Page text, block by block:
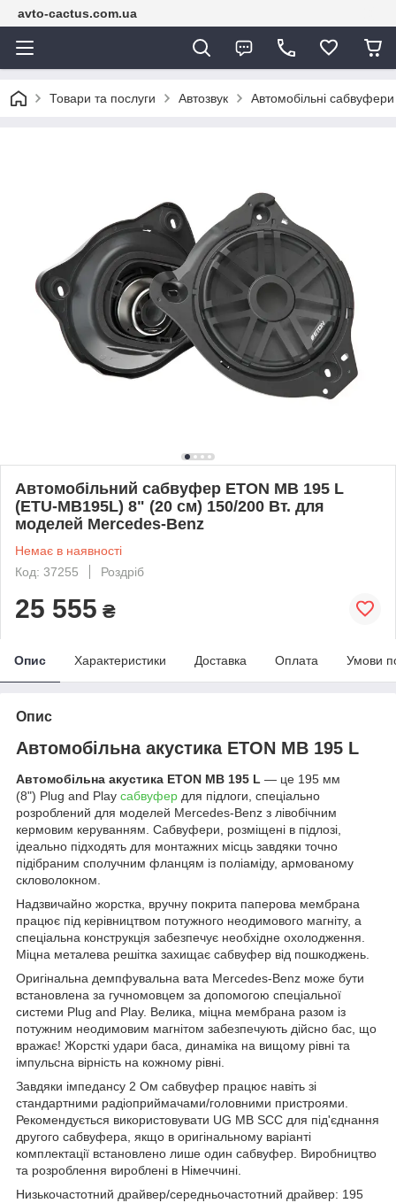
avto-cactus.com.ua
Товари та послуги Автозвук Автомобільні сабвуфери
Автомобільний сабвуфер ETON MB 195 L
(ETU-MB195L) 8" (20 см) 150/200 Вт. для
моделей Mercedes-Benz
Немає в наявності
Код: 37255
Роздріб
25 555 ₴
Опис Характеристики Доставка Оплата Умови
Опис
Автомобільна акустика ETON MB 195 L
Автомобільна акустика ETON MB 195 L — це 195 мм
(8") Plug and Play сабвуфер для підлоги, спеціально
розроблений для моделей Mercedes-Benz з лівобічним
кермовим керуванням. Сабвуфери, розміщені в підлозі,
ідеально підходять для монтажних місць завдяки точно
підібраним сполучним фланцям із поліаміду, армованому
скловолокном.
Надзвичайно жорстка, вручну покрита паперова мембрана
працює під керівництвом потужного неодимового магніту, а
спеціальна конструкція забезпечує необхідне охолодження.
Міцна металева решітка захищає сабвуфер від пошкоджень.
Оригінальна демпфувальна вата Mercedes-Benz може бути
встановлена за гучномовцем за допомогою спеціальної
системи Plug and Play. Велика, міцна мембрана разом із
потужним неодимовим магнітом забезпечують дійсно бас, що
вражає! Жорсткі удари баса, динаміка на вищому рівні та
імпульсна вірність на кожному рівні.
Завдяки імпедансу 2 Ом сабвуфер працює навіть зі
стандартними радіоприймачами/головними пристроями.
Рекомендується використовувати UG MB SCC для під'єднання
другого сабвуфера, якщо в оригінальному варіанті
комплектації встановлено лише один сабвуфер. Виробництво
та розроблення вироблені в Німеччині.
Низькочастотний драйвер/середньочастотний драйвер: 195